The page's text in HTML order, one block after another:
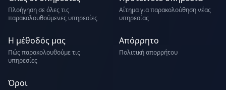
Πλοήγηση σε όλες τις
παρακολουθούμενες υπηρεσίες
Αίτημα για παρακολούθηση νέας
υπηρεσίας
Η μέθοδός μας
Πώς παρακολουθούμε τις
υπηρεσίες
Απόρρητο
Πολιτική απορρήτου
Όροι